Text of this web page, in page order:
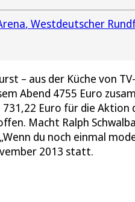
Westdeutscher
– aus der Küche von
Abend 4755 Euro
Euro für die Aktion
Macht Ralph
du noch einmal
2013 statt.